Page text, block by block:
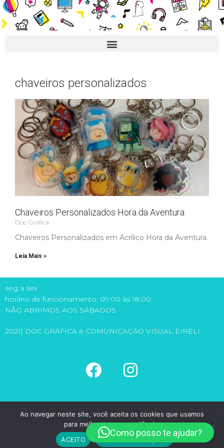
chaveiros personalizados
Chaveiros Personalizados Hora da Aventura
Doc Gráfica
Chaveiros Personalizados em Acrílico Hora da Aventura.
Leia Mais »
seg à sex
horário de funcionamento: 09:00 às 18:00
NÃO ABRIMOS AOS SÁBADOS
2021| DOC GRÁFICA e COMUNICAÇÃO VISUAL EIRELI
(11) 5581-6149
(11) 98971-1315
doc@docgrafica.com.br
Desenvolvimento e SEO docfaz
Como posso te ajudar?
Ao navegar neste site, você aceita os cookies que usamos
para melhorar sua experiência.
ACEITO
MAIS INFORMAÇÕES